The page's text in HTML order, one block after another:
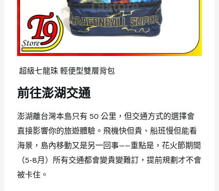
超級七龍珠 輕便型雙層背包
前往澎湖交通
澎湖離台灣本島只有 50 公里，但交通方式的選擇會
直接影響你的旅遊體驗。飛機快但貴、船班慢但能看
海景，島內移動又是另一回事——重點是，花火節期間
（5-8月）所有交通都會變貴變難訂，提前規劃才不會
被卡住。